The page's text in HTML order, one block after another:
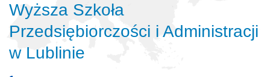
Wyższa Szkoła
Przedsiębiorczości i Administracji
w Lublinie